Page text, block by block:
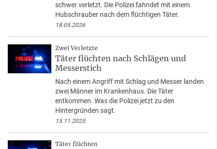
schwer verletzt. Die Polizei fahndet mit einem
Hubschrauber nach dem flüchtigen Täter.
18.05.2026
Zwei Verletzte
Täter flüchten nach Schlägen und
Messerstich
Nach einem Angriff mit Schlag und Messer landen
zwei Männer im Krankenhaus. Die Täter
entkommen. Was die Polizei jetzt zu den
Hintergründen sagt.
15.11.2025
Täter flüchten